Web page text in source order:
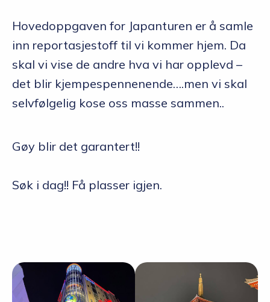
Hovedoppgaven for Japanturen er å samle
inn reportasjestoff til vi kommer hjem. Da
skal vi vise de andre hva vi har opplevd –
det blir kjempespennenende….men vi skal
selvfølgelig kose oss masse sammen..
Gøy blir det garantert!!
Søk i dag!! Få plasser igjen.